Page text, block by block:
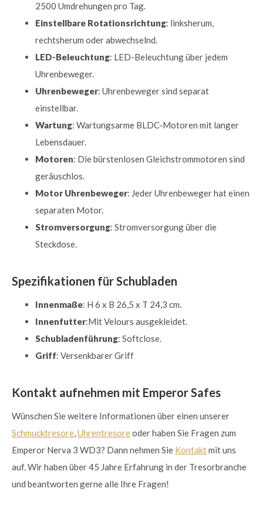
2500 Umdrehungen pro Tag.
Einstellbare Rotationsrichtung: linksherum,
rechtsherum oder abwechselnd.
LED-Beleuchtung: LED-Beleuchtung über jedem
Uhrenbeweger.
Uhrenbeweger: Uhrenbeweger sind separat
einstellbar.
Wartung: Wartungsarme BLDC-Motoren mit langer
Lebensdauer.
Motoren: Die bürstenlosen Gleichstrommotoren sind
geräuschlos.
Motor Uhrenbeweger: Jeder Uhrenbeweger hat einen
separaten Motor.
Stromversorgung: Stromversorgung über die
Steckdose.
Spezifikationen für Schubladen
Innenmaße: H 6 x B 26,5 x T 24,3 cm.
Innenfutter:Mit Velours ausgekleidet.
Schubladenführung: Softclose.
Griff: Versenkbarer Griff
Kontakt aufnehmen mit Emperor Safes
Wünschen Sie weitere Informationen über einen unserer
Schmucktresore,Uhrentresoreoder haben Sie Fragen zum
Emperor Nerva 3 WD3? Dann nehmen Sie Kontaktmit uns
auf. Wir haben über 45 Jahre Erfahrung in der Tresorbranche
und beantworten gerne alle Ihre Fragen!